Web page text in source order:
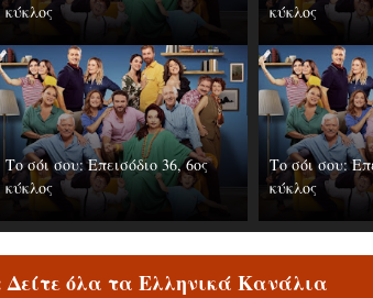
κύκλος
κύκλος
Το σόι σου: Επεισόδιο 36, 6ος
κύκλος
Το σόι σου:
κύκλος
Δείτε όλα τα Ελληνικά Κανάλια